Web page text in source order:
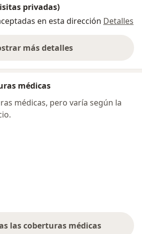
privadas)
en esta dirección Detalles
más detalles
sobre la dirección
médicas
médicas, pero varía según la
las coberturas médicas